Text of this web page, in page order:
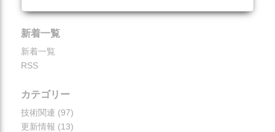
新着一覧
新着一覧
RSS
カテゴリー
技術関連 (97)
更新情報 (13)